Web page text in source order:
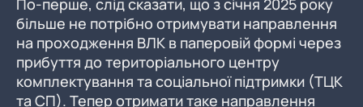
По-перше, слід сказати, що з січня 2025 року
більше не потрібно отримувати направлення
на проходження ВЛК в паперовій формі через
прибуття до територіального центру
комплектування та соціальної підтримки (ТЦК
та СП). Тепер отримати таке направлення